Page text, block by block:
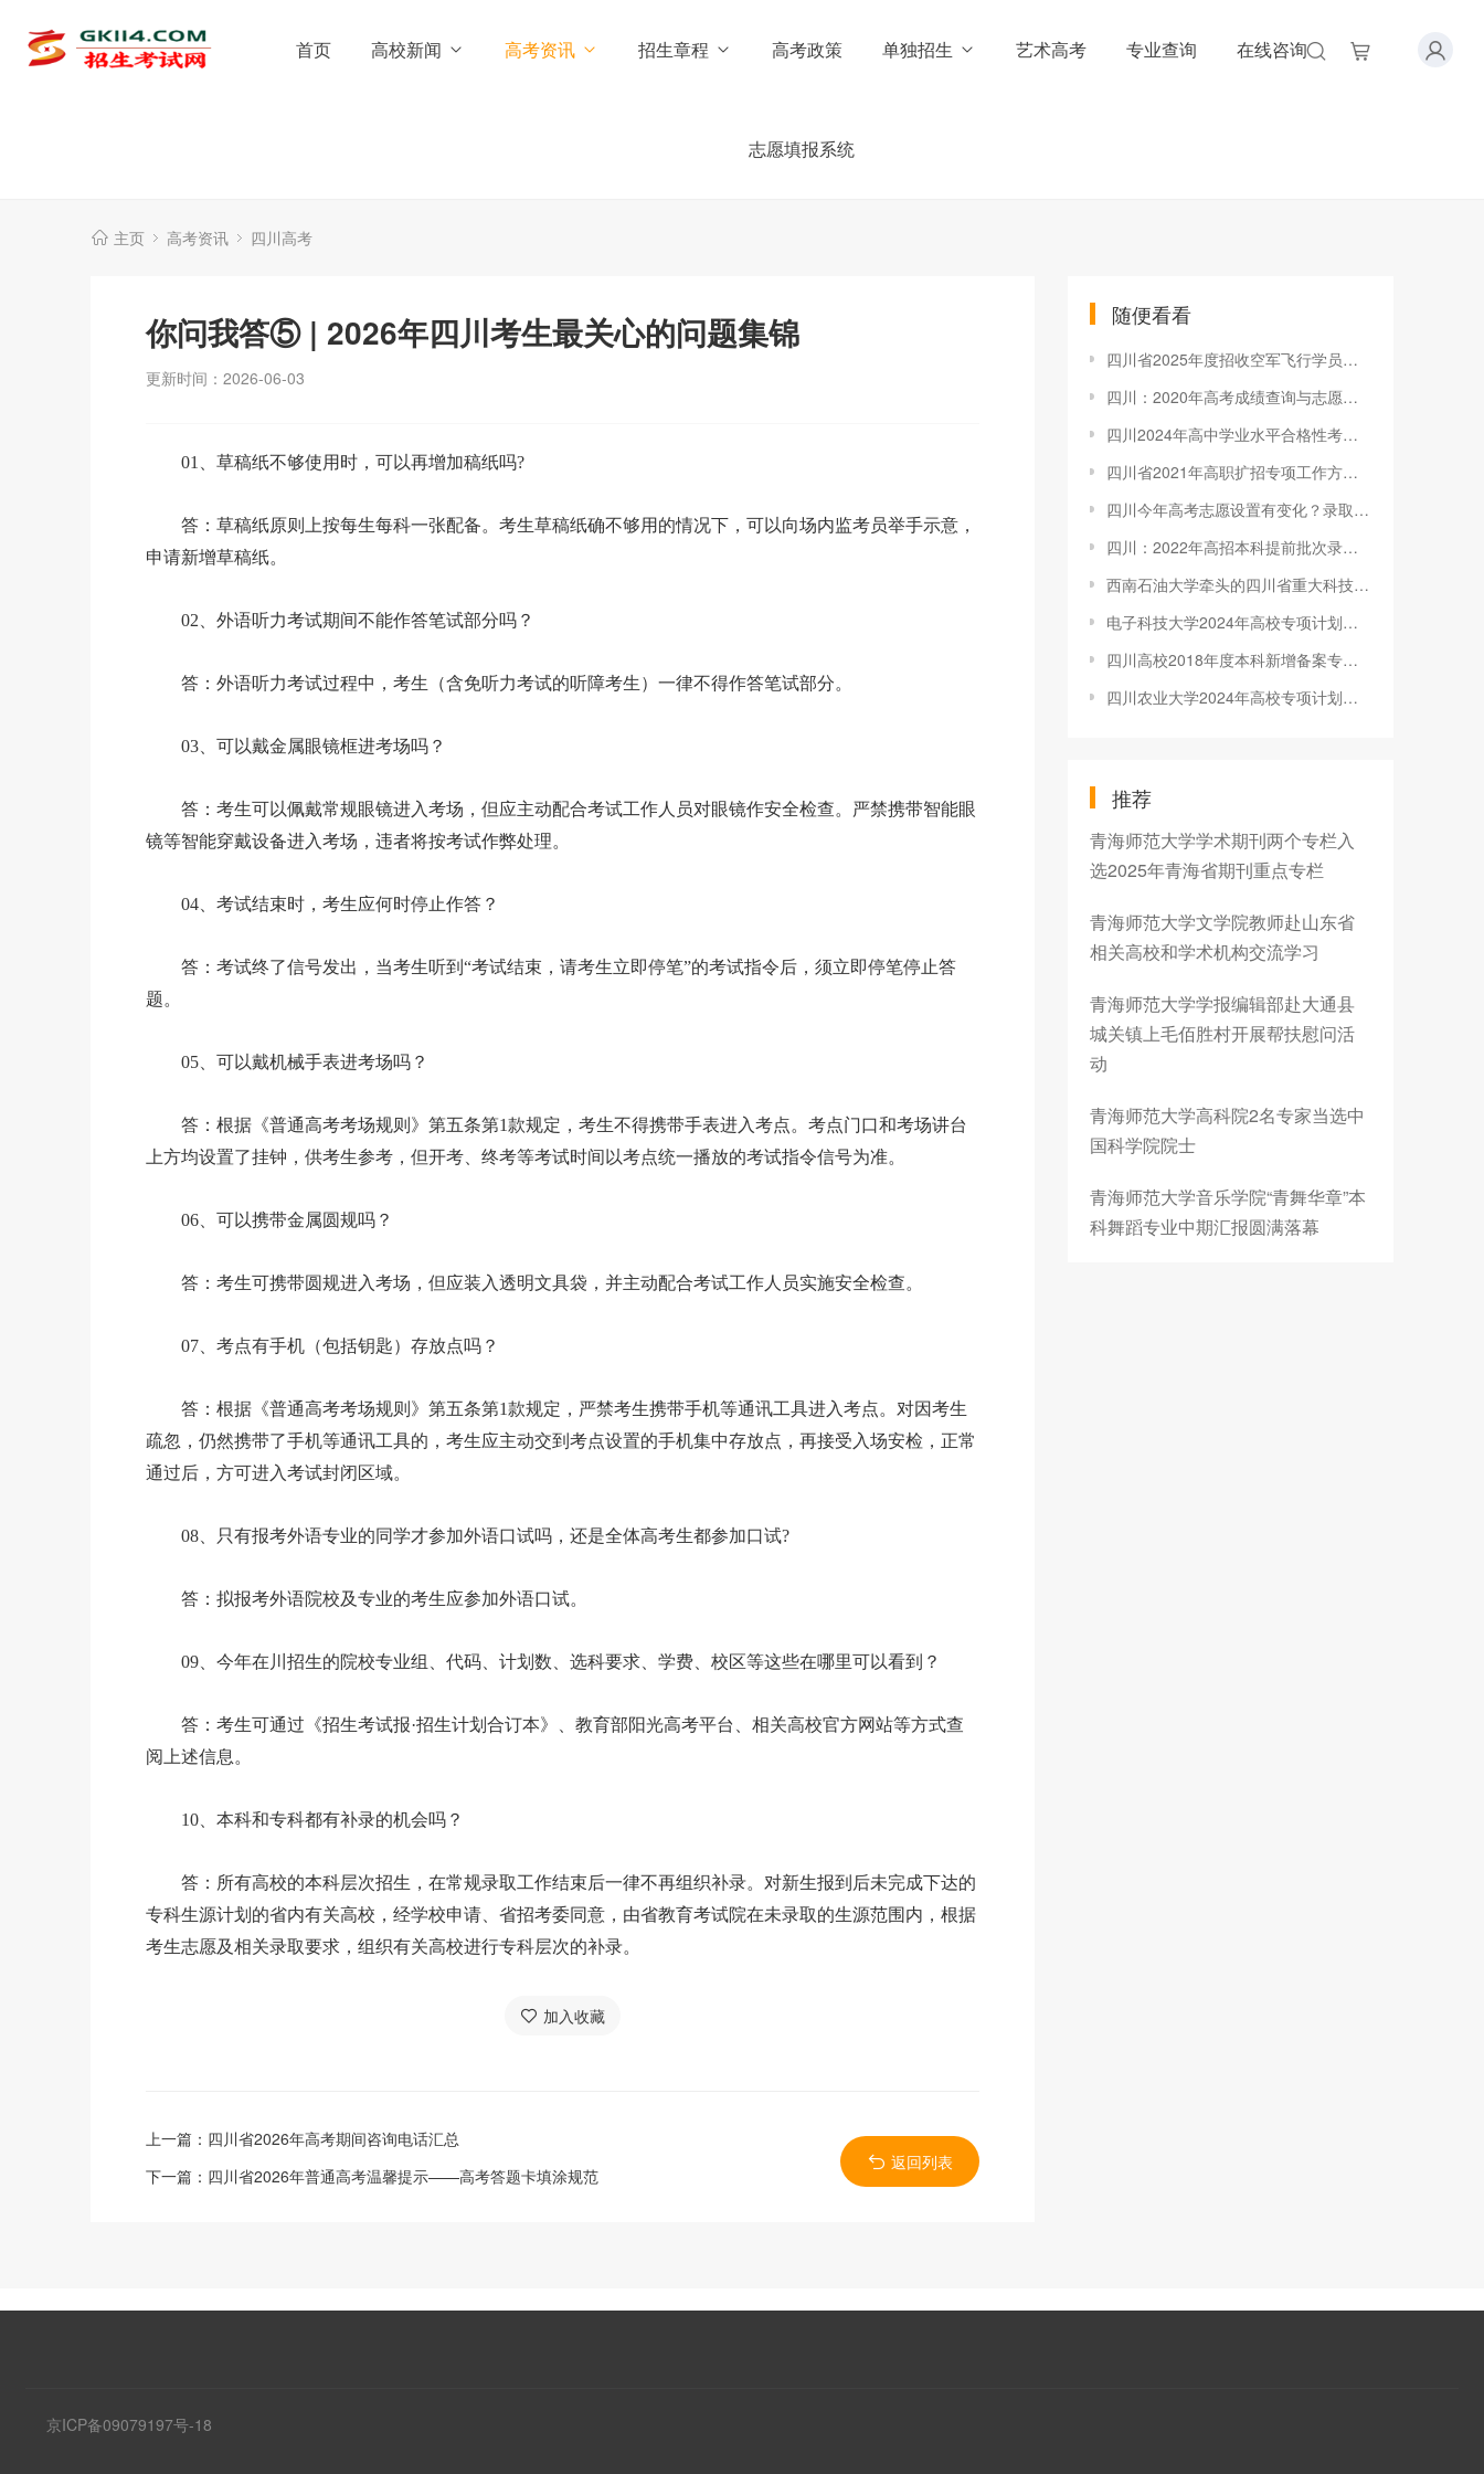
首页 高校新闻 高考资讯 招生章程 高考政策 单独招生 艺术高考 专业查询 在线咨询
志愿填报系统
主页 高考资讯 四川高考
你问我答⑤ | 2026年四川考生最关心的问题集锦
更新时间：2026-06-03
01、草稿纸不够使用时，可以再增加稿纸吗?
答：草稿纸原则上按每生每科一张配备。考生草稿纸确不够用的情况下，可以向场内监考员举手示意，
申请新增草稿纸。
02、外语听力考试期间不能作答笔试部分吗？
答：外语听力考试过程中，考生（含免听力考试的听障考生）一律不得作答笔试部分。
03、可以戴金属眼镜框进考场吗？
答：考生可以佩戴常规眼镜进入考场，但应主动配合考试工作人员对眼镜作安全检查。严禁携带智能眼
镜等智能穿戴设备进入考场，违者将按考试作弊处理。
04、考试结束时，考生应何时停止作答？
答：考试终了信号发出，当考生听到“考试结束，请考生立即停笔”的考试指令后，须立即停笔停止答
题。
05、可以戴机械手表进考场吗？
答：根据《普通高考考场规则》第五条第1款规定，考生不得携带手表进入考点。考点门口和考场讲台
上方均设置了挂钟，供考生参考，但开考、终考等考试时间以考点统一播放的考试指令信号为准。
06、可以携带金属圆规吗？
答：考生可携带圆规进入考场，但应装入透明文具袋，并主动配合考试工作人员实施安全检查。
07、考点有手机（包括钥匙）存放点吗？
答：根据《普通高考考场规则》第五条第1款规定，严禁考生携带手机等通讯工具进入考点。对因考生
疏忽，仍然携带了手机等通讯工具的，考生应主动交到考点设置的手机集中存放点，再接受入场安检，正常
通过后，方可进入考试封闭区域。
08、只有报考外语专业的同学才参加外语口试吗，还是全体高考生都参加口试?
答：拟报考外语院校及专业的考生应参加外语口试。
09、今年在川招生的院校专业组、代码、计划数、选科要求、学费、校区等这些在哪里可以看到？
答：考生可通过《招生考试报·招生计划合订本》、教育部阳光高考平台、相关高校官方网站等方式查
阅上述信息。
10、本科和专科都有补录的机会吗？
答：所有高校的本科层次招生，在常规录取工作结束后一律不再组织补录。对新生报到后未完成下达的
专科生源计划的省内有关高校，经学校申请、省招考委同意，由省教育考试院在未录取的生源范围内，根据
考生志愿及相关录取要求，组织有关高校进行专科层次的补录。
加入收藏
上一篇： 四川省2026年高考期间咨询电话汇总
下一篇： 四川省2026年普通高考温馨提示——高考答题卡填涂规范
返回列表
随便看看
四川省2025年度招收空军飞行学员工作安排
四川：2020年高考成绩查询与志愿填报关键时间点
四川2024年高中学业水平合格性考试成绩查询入口：https://xk.sceea.cn/
四川省2021年高职扩招专项工作方案发布
四川今年高考志愿设置有变化？录取批次有哪些？实施规定这样说
四川：2022年高招本科提前批次录取调档线公布
西南石油大学牵头的四川省重大科技专项“揭榜挂帅”项目启动
电子科技大学2024年高校专项计划招生简章
四川高校2018年度本科新增备案专业名单
四川农业大学2024年高校专项计划招生计划及招生专业
推荐
青海师范大学学术期刊两个专栏入
选2025年青海省期刊重点专栏
青海师范大学文学院教师赴山东省
相关高校和学术机构交流学习
青海师范大学学报编辑部赴大通县
城关镇上毛佰胜村开展帮扶慰问活
动
青海师范大学高科院2名专家当选中
国科学院院士
青海师范大学音乐学院“青舞华章”本
科舞蹈专业中期汇报圆满落幕
京ICP备09079197号-18